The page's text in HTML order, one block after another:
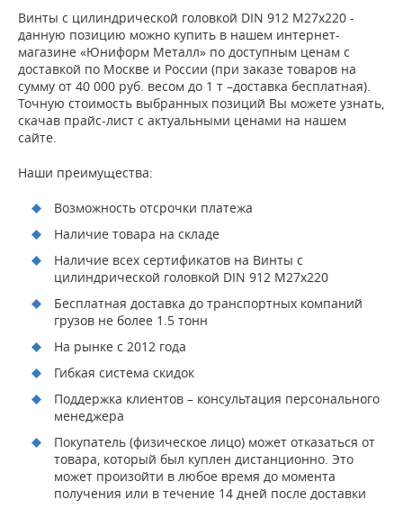
Винты с цилиндрической головкой DIN 912 M27x220 -
данную позицию можно купить в нашем интернет-
магазине «Юниформ Металл» по доступным ценам с
доставкой по Москве и России (при заказе товаров на
сумму от 40 000 руб. весом до 1 т –доставка бесплатная).
Точную стоимость выбранных позиций Вы можете узнать,
скачав прайс-лист с актуальными ценами на нашем
сайте.
Наши преимущества:
Возможность отсрочки платежа
Наличие товара на складе
Наличие всех сертификатов на Винты с
цилиндрической головкой DIN 912 M27x220
Бесплатная доставка до транспортных компаний
грузов не более 1.5 тонн
На рынке с 2012 года
Гибкая система скидок
Поддержка клиентов – консультация персонального
менеджера
Покупатель (физическое лицо) может отказаться от
товара, который был куплен дистанционно. Это
может произойти в любое время до момента
получения или в течение 14 дней после доставки